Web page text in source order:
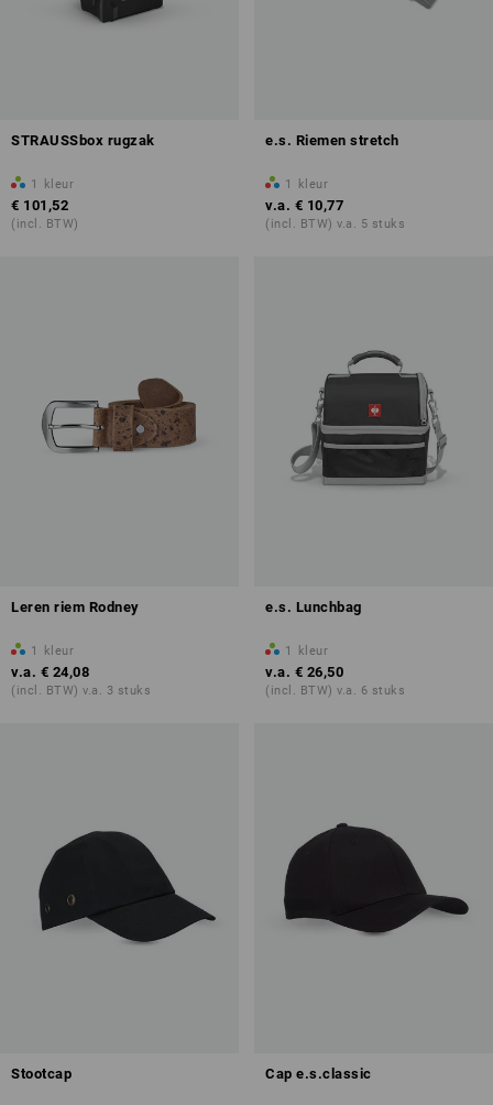
STRAUSSbox rugzak
1 kleur
€ 101,52
(incl. BTW)
e.s. Riemen stretch
1 kleur
v.a. € 10,77
(incl. BTW) v.a. 5 stuks
Leren riem Rodney
1 kleur
v.a. € 24,08
(incl. BTW) v.a. 3 stuks
e.s. Lunchbag
1 kleur
v.a. € 26,50
(incl. BTW) v.a. 6 stuks
Stootcap Cap e.s.classic